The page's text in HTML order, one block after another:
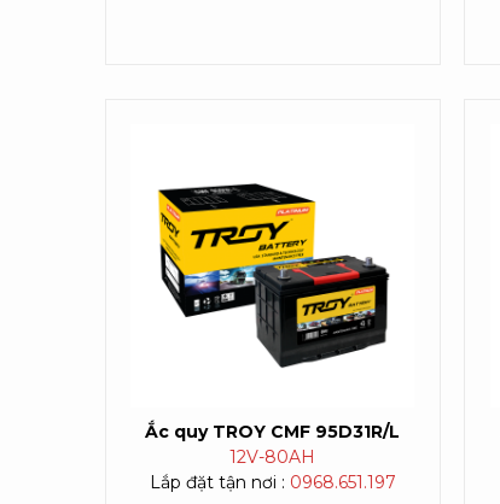
Ắc quy TROY CMF 95D31R/L
12V-80AH
Lắp đặt tận nơi : 0968.651.197